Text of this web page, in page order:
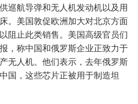
巡航导弹和无人机发动机以及用
。美国敦促欧洲加大对北京方面
阻止此类销售。美国高级官员们
，称中国和俄罗斯企业正致力于
无人机。他们表示，去年俄罗斯
国，这些芯片正被用于制造坦